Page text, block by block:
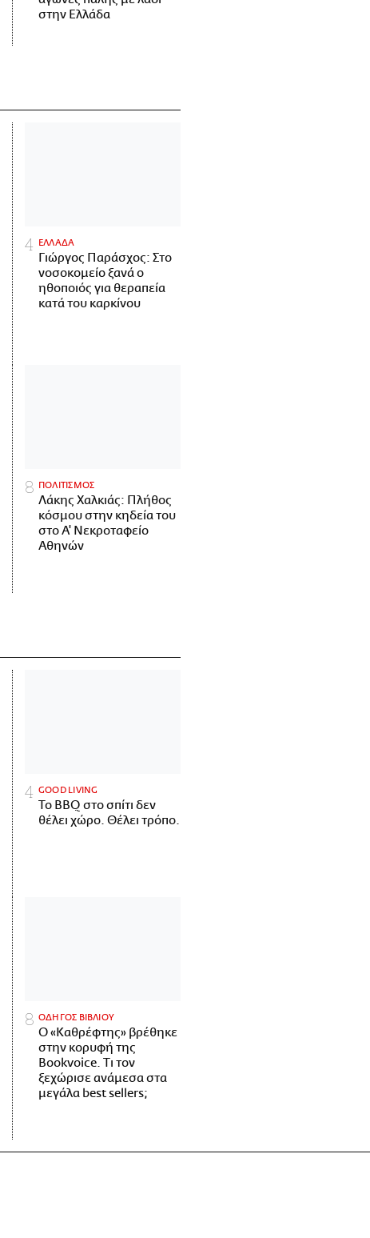
στην Ελλάδα
ΕΛΛΑΔΑ
Γιώργος Παράσχος: Στο
νοσοκομείο ξανά ο
ηθοποιός για θεραπεία
κατά του καρκίνου
ΠΟΛΙΤΙΣΜΟΣ
Λάκης Χαλκιάς: Πλήθος
κόσμου στην κηδεία του
στο Α' Νεκροταφείο
Αθηνών
GOOD LIVING
Το BBQ στο σπίτι δεν
θέλει χώρο. Θέλει τρόπο.
ΟΔΗΓΟΣ ΒΙΒΛΙΟΥ
Ο «Καθρέφτης» βρέθηκε
στην κορυφή της
Bookvoice. Τι τον
ξεχώρισε ανάμεσα στα
μεγάλα best sellers;